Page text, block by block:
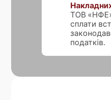
ТОВ
сплати
податків.